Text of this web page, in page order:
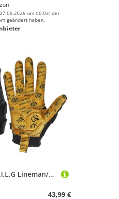
um 00:03; der
geändert haben.
Seibertron H.P.I.L.G Lineman/Linebacker Handschuhe Touchscreen, Flexible, Atmungsaktive,Handrücken Schlagschutz Erwachsener Schwarz XXL
43,99 €